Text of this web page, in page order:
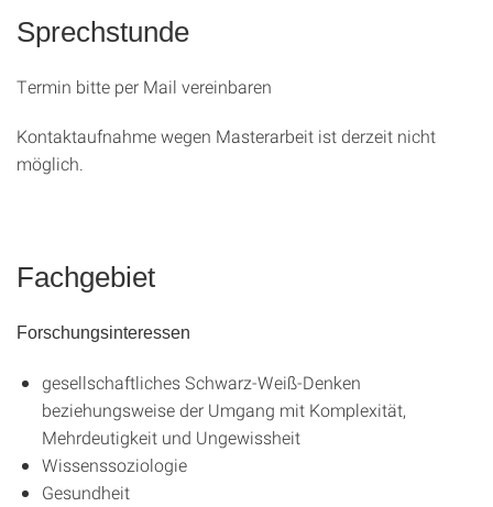
Sprechstunde
Termin bitte per Mail vereinbaren
Kontaktaufnahme wegen Masterarbeit ist derzeit nicht
möglich.
Fachgebiet
Forschungsinteressen
gesellschaftliches Schwarz-Weiß-Denken
beziehungsweise der Umgang mit Komplexität,
Mehrdeutigkeit und Ungewissheit
Wissenssoziologie
Gesundheit